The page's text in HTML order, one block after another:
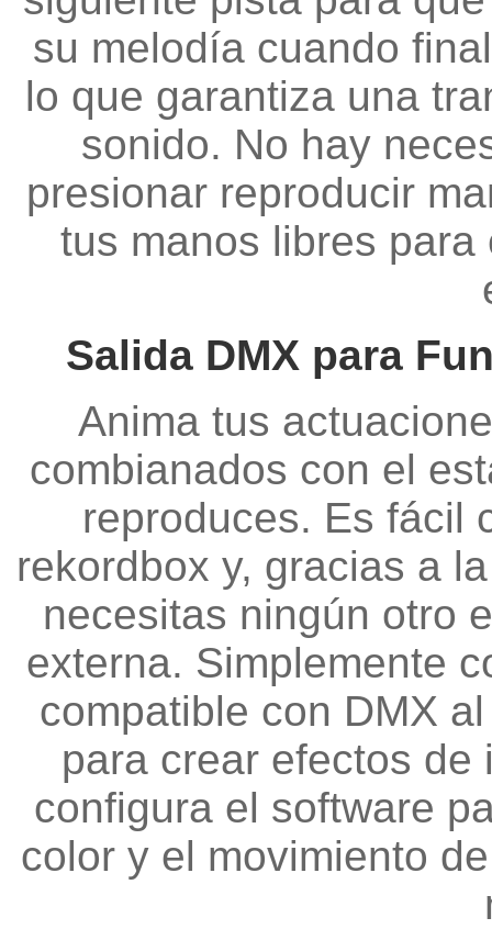
su melodía cuando
lo que garantiza una
sonido. No hay
presionar reproducir
tus manos libres
Salida DMX para
Anima tus
combianados con el
reproduces. Es fácil
rekordbox y, gracias a
necesitas ningún otro
externa. Simplemente
compatible con DMX
para crear efectos
configura el software
color y el movimiento